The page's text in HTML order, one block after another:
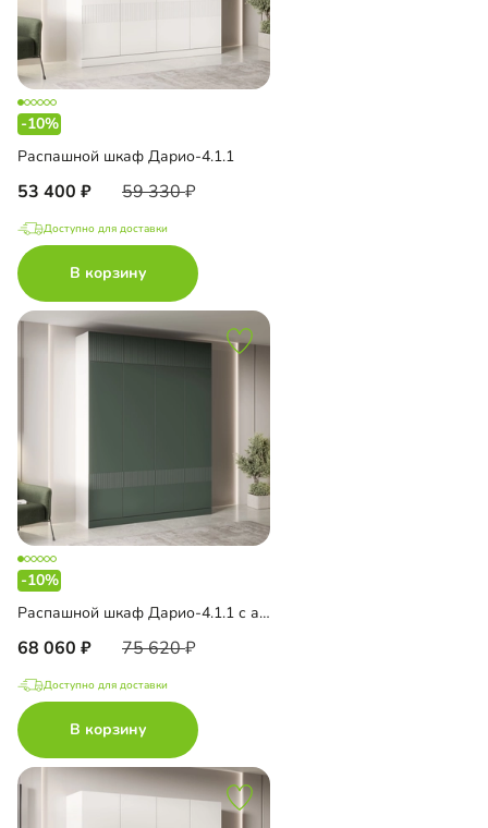
-10%
Распашной шкаф Дарио-4.1.1
53 400 59 330
Доступно для доставки
В корзину
-10%
Распашной шкаф Дарио-4.1.1 с антресолью
68 060 75 620
Доступно для доставки
В корзину